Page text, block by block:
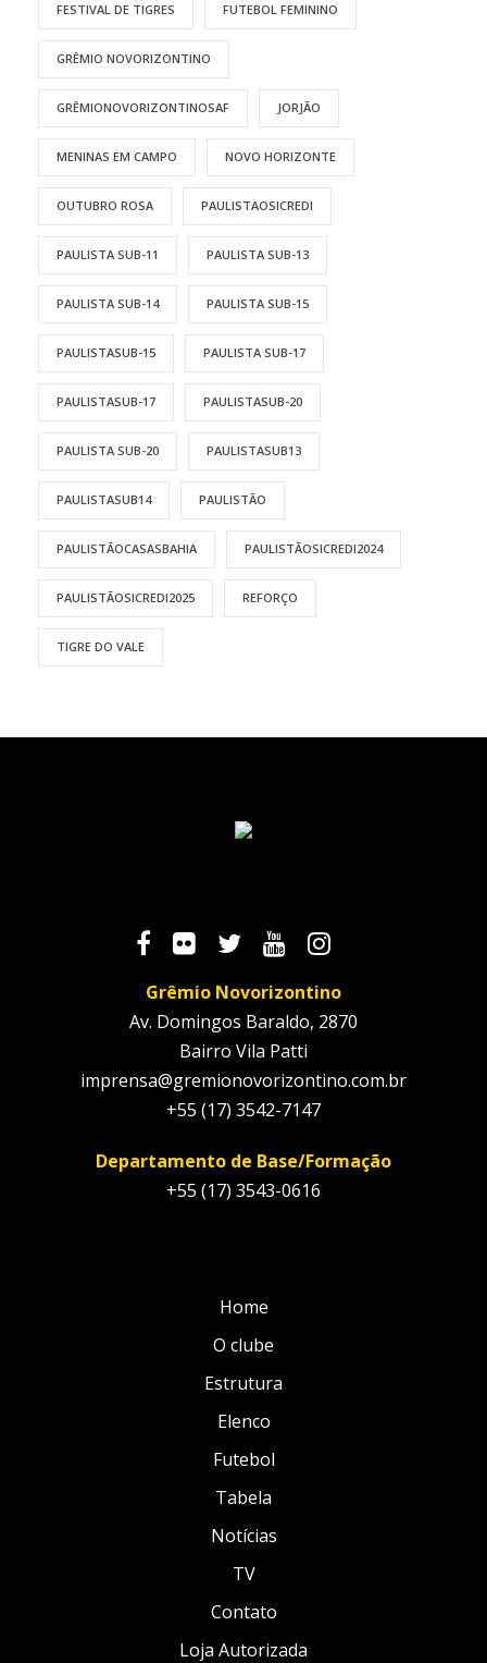
FESTIVAL DE TIGRES FUTEBOL FEMININO
GRÊMIO NOVORIZONTINO
GRÊMIONOVORIZONTINOSAF JORJÃO
MENINAS EM CAMPO NOVO HORIZONTE
OUTUBRO ROSA PAULISTAOSICREDI
PAULISTA SUB-11 PAULISTA SUB-13
PAULISTA SUB-14 PAULISTA SUB-15
PAULISTASUB-15 PAULISTA SUB-17
PAULISTASUB-17 PAULISTASUB-20
PAULISTA SUB-20 PAULISTASUB13
PAULISTASUB14 PAULISTÃO
PAULISTÃOCASASBAHIA PAULISTÃOSICREDI2024
PAULISTÃOSICREDI2025 REFORÇO
TIGRE DO VALE
Grêmio Novorizontino
Av. Domingos Baraldo, 2870
Bairro Vila Patti
imprensa@gremionovorizontino.com.br
+55 (17) 3542-7147
Departamento de Base/Formação
+55 (17) 3543-0616
Home
O clube
Estrutura
Elenco
Futebol
Tabela
Notícias
TV
Contato
Loja Autorizada